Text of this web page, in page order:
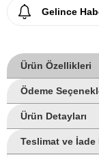
Gelince
Ürün Özellikleri
Ödeme
Ürün Detayları
Teslimat ve İade